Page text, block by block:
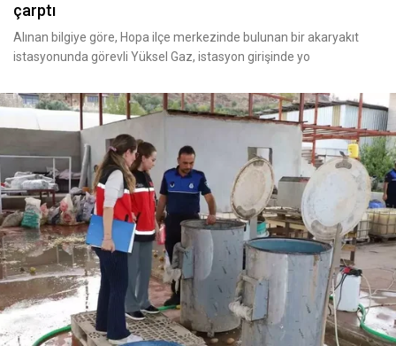
çarptı
Alınan bilgiye göre, Hopa ilçe merkezinde bulunan bir akaryakıt
istasyonunda görevli Yüksel Gaz, istasyon girişinde yo